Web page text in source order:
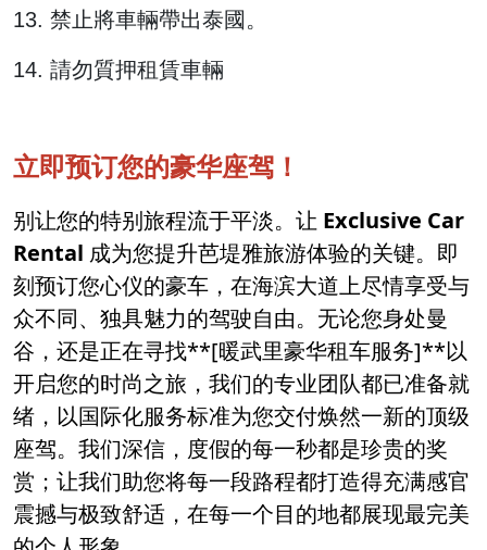
13. 禁止將車輛帶出泰國。
14. 請勿質押租賃車輛
立即预订您的豪华座驾！
别让您的特别旅程流于平淡。让 Exclusive Car
Rental 成为您提升芭堤雅旅游体验的关键。即
刻预订您心仪的豪车，在海滨大道上尽情享受与
众不同、独具魅力的驾驶自由。无论您身处曼
谷，还是正在寻找**[暖武里豪华租车服务]**以
开启您的时尚之旅，我们的专业团队都已准备就
绪，以国际化服务标准为您交付焕然一新的顶级
座驾。我们深信，度假的每一秒都是珍贵的奖
赏；让我们助您将每一段路程都打造得充满感官
震撼与极致舒适，在每一个目的地都展现最完美